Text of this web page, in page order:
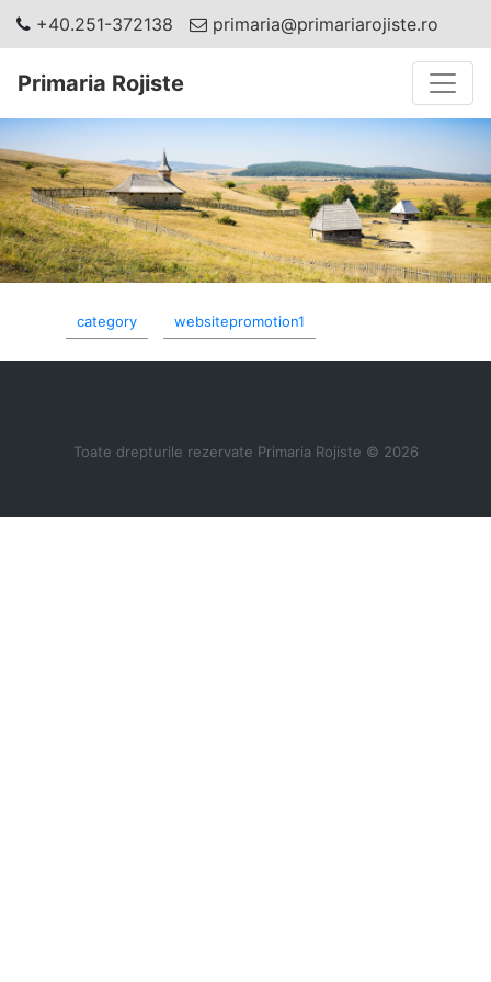
+40.251-372138 primaria@primariarojiste.ro
Primaria Rojiste
category websitepromotion1
Toate drepturile rezervate Primaria Rojiste © 2026